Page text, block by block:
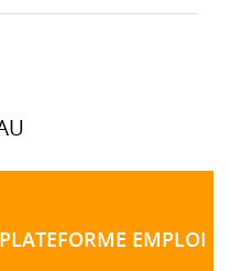
PLATEFORME EMPLOI